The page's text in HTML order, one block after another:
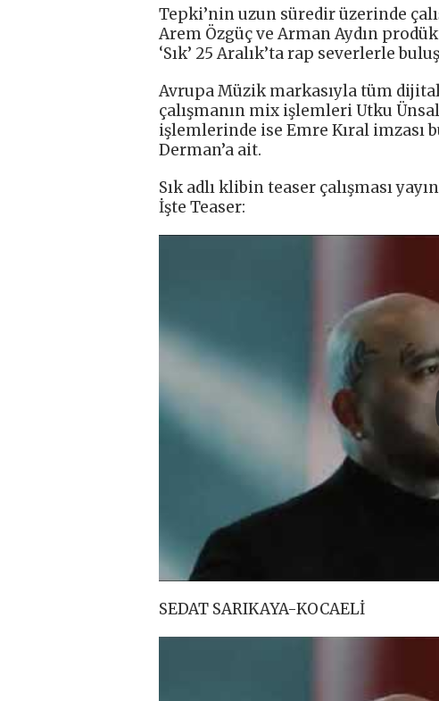
Tepki’nin uzun süredir üzerinde
Arem Özgüç ve Arman Aydın
‘Sık’ 25 Aralık’ta rap severlerle
Avrupa Müzik markasıyla tüm
çalışmanın mix işlemleri Utku
işlemlerinde ise Emre Kıral
Derman’a ait.
Sık adlı klibin teaser çalışması
İşte Teaser:
SEDAT SARIKAYA-KOCAELİ